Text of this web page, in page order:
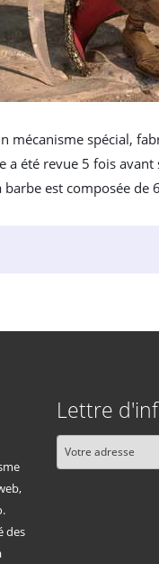
mécanisme spécial,
a été revue 5 fois
barbe est composée de
des
Lettre